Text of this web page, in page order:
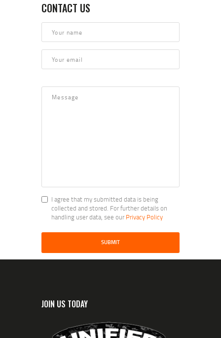
CONTACT US
I agree that my submitted data is being
collected and stored. For further details on
handling user data, see ourPrivacy Policy
JOIN US TODAY